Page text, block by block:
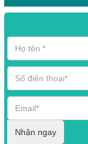
Nhận ngay